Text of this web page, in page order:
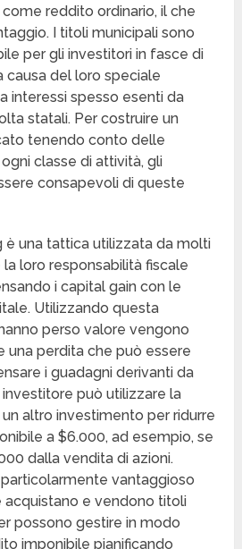
reddito ordinario, il che
I titoli municipali sono
per gli investitori in fasce di
del loro speciale
interessi spesso esenti da
statali. Per costruire un
tenendo conto delle
classe di attività, gli
consapevoli di queste
è una tattica utilizzata da molti
loro responsabilità fiscale
i capital gain con le
Utilizzando questa
perso valore vengono
una perdita che può essere
i guadagni derivanti da
può utilizzare la
altro investimento per ridurre
a $6.000, ad esempio, se
dalla vendita di azioni.
vantaggioso
acquistano e vendono titoli
possono gestire in modo
imponibile pianificando